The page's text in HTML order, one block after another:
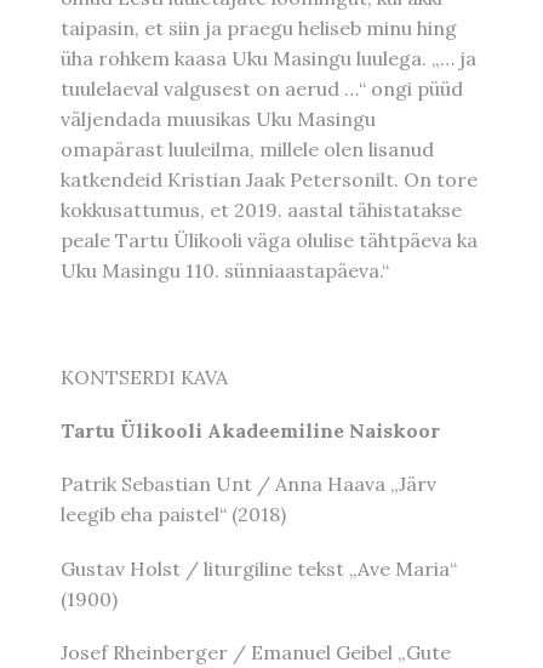
taipasin, et siin ja praegu heliseb minu hing
üha rohkem kaasa Uku Masingu luulega. „… ja
tuulelaeval valgusest on aerud …“ ongi püüd
väljendada muusikas Uku Masingu
omapärast luuleilma, millele olen lisanud
katkendeid Kristian Jaak Petersonilt. On tore
kokkusattumus, et 2019. aastal tähistatakse
peale Tartu Ülikooli väga olulise tähtpäeva ka
Uku Masingu 110. sünniaastapäeva.“
KONTSERDI KAVA
Tartu Ülikooli Akadeemiline Naiskoor
Patrik Sebastian Unt / Anna Haava „Järv
leegib eha paistel“ (2018)
Gustav Holst / liturgiline tekst „Ave Maria“
(1900)
Josef Rheinberger / Emanuel Geibel „Gute